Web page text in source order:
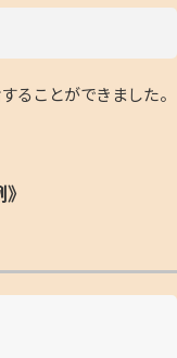
ることができました。